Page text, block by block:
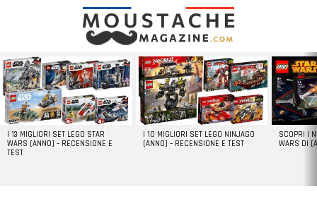
LATEST
STORIES
I 13 MIGLIORI SET LEGO STAR
WARS [ANNO] – RECENSIONE E
TEST
I 10 MIGLIORI SET LEGO NINJAGO
[ANNO] – RECENSIONE E TEST
SCOPRI I
WARS DI